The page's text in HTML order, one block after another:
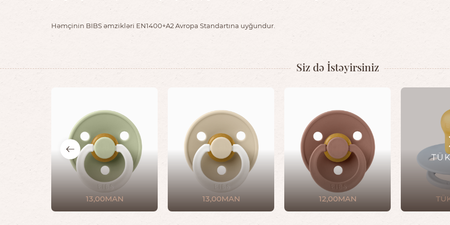
Həmçinin BIBS əmzikləri EN1400+A2 Avropa Standartına uyğundur.
Siz də İstəyirsiniz
13,00MAN 13,00MAN 12,00MAN